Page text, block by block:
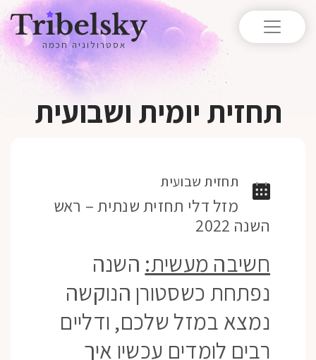
אסטרולוגיה חכמה
תחזית יומית ושבועית
תחזית שבועית
מזל דלי תחזית שנתית – ראש
השנה 2022
חשיבה מעשית: השנה
נפתחת כשסטורן הנוקשה
נמצא במזל שלכם, ודליים
רבים לומדים עכשיו איך